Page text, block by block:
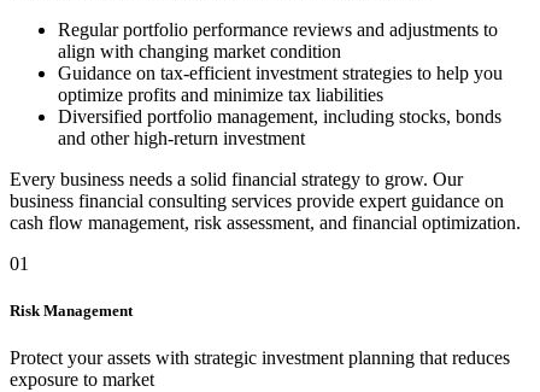
Regular portfolio performance reviews and adjustments to
align with changing market condition
Guidance on tax-efficient investment strategies to help you
optimize profits and minimize tax liabilities
Diversified portfolio management, including stocks, bonds
and other high-return investment
Every business needs a solid financial strategy to grow. Our
business financial consulting services provide expert guidance on
cash flow management, risk assessment, and financial optimization.
01
Risk Management
Protect your assets with strategic investment planning that reduces
exposure to market